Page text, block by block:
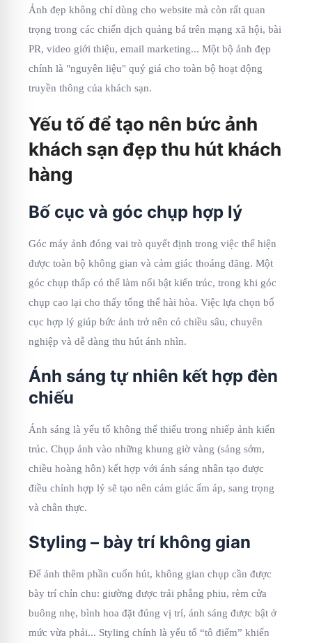
Ảnh đẹp không chỉ dùng cho website mà còn rất quan
trọng trong các chiến dịch quảng bá trên mạng xã hội, bài
PR, video giới thiệu, email marketing... Một bộ ảnh đẹp
chính là "nguyên liệu" quý giá cho toàn bộ hoạt động
truyền thông của khách sạn.
Yếu tố để tạo nên bức ảnh
khách sạn đẹp thu hút khách
hàng
Bố cục và góc chụp hợp lý
Góc máy ảnh đóng vai trò quyết định trong việc thể hiện
được toàn bộ không gian và cảm giác thoáng đãng. Một
góc chụp thấp có thể làm nổi bật kiến trúc, trong khi góc
chụp cao lại cho thấy tổng thể hài hòa. Việc lựa chọn bố
cục hợp lý giúp bức ảnh trở nên có chiều sâu, chuyên
nghiệp và dễ dàng thu hút ánh nhìn.
Ánh sáng tự nhiên kết hợp đèn
chiếu
Ánh sáng là yếu tố không thể thiếu trong nhiếp ảnh kiến
trúc. Chụp ảnh vào những khung giờ vàng (sáng sớm,
chiều hoàng hôn) kết hợp với ánh sáng nhân tạo được
điều chỉnh hợp lý sẽ tạo nên cảm giác ấm áp, sang trọng
và chân thực.
Styling – bày trí không gian
Để ảnh thêm phần cuốn hút, không gian chụp cần được
bày trí chỉn chu: giường được trải phẳng phiu, rèm cửa
buông nhẹ, bình hoa đặt đúng vị trí, ánh sáng được bật ở
mức vừa phải... Styling chính là yếu tố “tô điểm” khiến